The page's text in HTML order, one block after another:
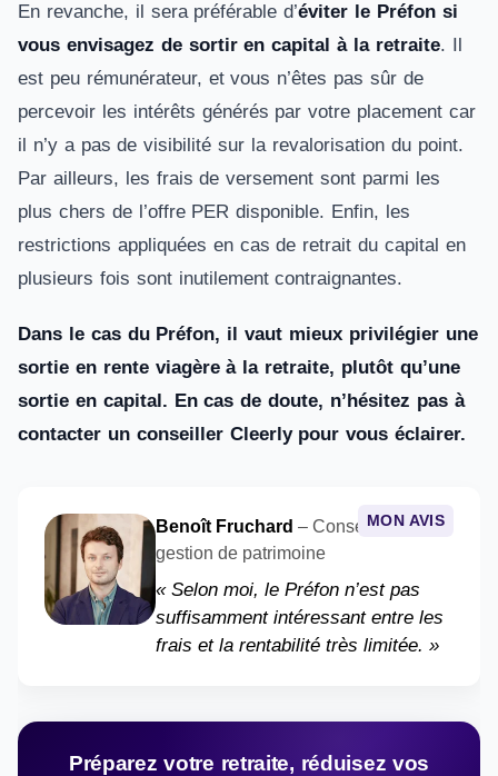
En revanche, il sera préférable d’éviter le Préfon si
vous envisagez de sortir en capital à la retraite. Il
est peu rémunérateur, et vous n’êtes pas sûr de
percevoir les intérêts générés par votre placement car
il n’y a pas de visibilité sur la revalorisation du point.
Par ailleurs, les frais de versement sont parmi les
plus chers de l’offre PER disponible. Enfin, les
restrictions appliquées en cas de retrait du capital en
plusieurs fois sont inutilement contraignantes.
Dans le cas du Préfon, il vaut mieux privilégier une
sortie en rente viagère à la retraite, plutôt qu’une
sortie en capital. En cas de doute, n’hésitez pas à
contacter un conseiller Cleerly pour vous éclairer.
MON AVIS
Benoît Fruchard – Conseiller en
gestion de patrimoine
« Selon moi, le Préfon n’est pas
suffisamment intéressant entre les
frais et la rentabilité très limitée. »
Préparez votre retraite, réduisez vos